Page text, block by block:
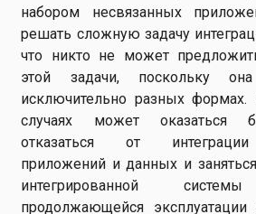
набором несвязанных
решать сложную задачу
что никто не может
этой задачи, поскольку
исключительно разных
случаях может оказаться
отказаться от
приложений и данных и
интегрированной
продолжающейся